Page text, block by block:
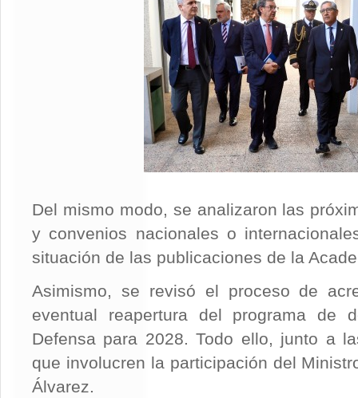
Del mismo modo, se analizaron las
y convenios nacionales o
situación de las publicaciones de la
Asimismo, se revisó el proceso de
eventual reapertura del programa de
Defensa para 2028. Todo ello, junto a
que involucren la participación del
Álvarez.